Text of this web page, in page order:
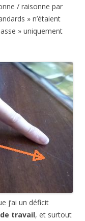
/ raisonne par
» n’étaient
» uniquement
j’ai un déficit
travail, et surtout